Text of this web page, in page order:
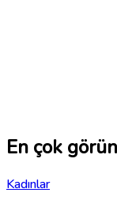
En çok
Kadınlar